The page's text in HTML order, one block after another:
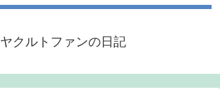
ヤクルトファンの日記